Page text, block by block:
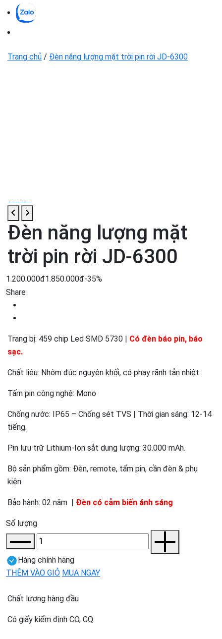
Trang chủ / Đèn năng lượng mặt trời pin rời JD-6300
Đèn năng lượng mặt
trời pin rời JD-6300
1.200.000đ1.850.000đ-35%
Share
Trang bị: 459 chip Led SMD 5730 | Có đèn báo pin, báo
sạc.
Chất liệu: Nhôm đúc nguyên khối, có phay rãnh tản nhiệt.
Tấm pin công nghệ: Mono
Chống nước: IP65 – Chống sét TVS | Thời gian sáng: 12-14
tiếng.
Pin lưu trữ Lithium-Ion sắt dung lượng: 30.000 mAh.
Bộ sản phẩm gồm: Đèn, remote, tấm pin, cần đèn & phụ
kiện.
Bảo hành: 02 năm | Đèn có cảm biến ánh sáng
Số lượng
Hàng chính hãng
THÊM VÀO GIỎ MUA NGAY
Chất lượng hàng đầu
Có giấy kiểm định CO, CQ.